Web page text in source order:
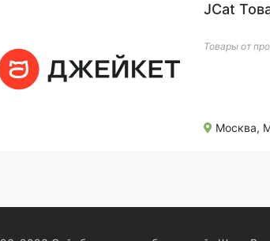
JCat
Товары от
Москва,